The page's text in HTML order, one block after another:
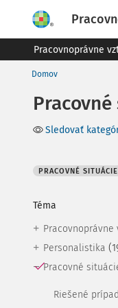
Pracovnoprávne
Domov
Sledovať
PRACOVNÉ SITUÁCIE
Téma
Pracovnoprávne
Personalistika
Pracovné
Riešené